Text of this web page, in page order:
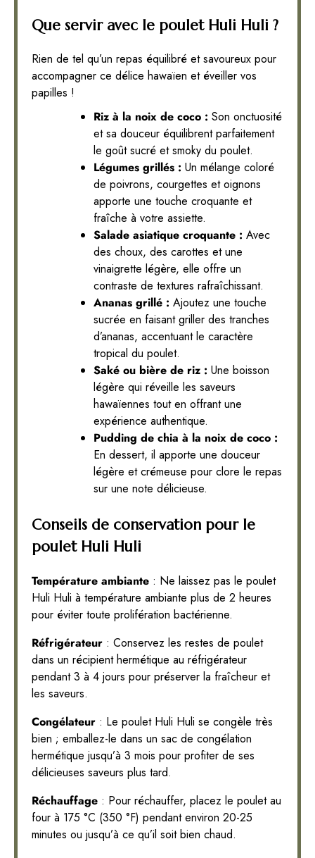
Que servir avec le poulet Huli Huli ?
Rien de tel qu’un repas équilibré et savoureux pour
accompagner ce délice hawaïen et éveiller vos
papilles !
Riz à la noix de coco : Son onctuosité
et sa douceur équilibrent parfaitement
le goût sucré et smoky du poulet.
Légumes grillés : Un mélange coloré
de poivrons, courgettes et oignons
apporte une touche croquante et
fraîche à votre assiette.
Salade asiatique croquante : Avec
des choux, des carottes et une
vinaigrette légère, elle offre un
contraste de textures rafraîchissant.
Ananas grillé : Ajoutez une touche
sucrée en faisant griller des tranches
d’ananas, accentuant le caractère
tropical du poulet.
Saké ou bière de riz : Une boisson
légère qui réveille les saveurs
hawaïennes tout en offrant une
expérience authentique.
Pudding de chia à la noix de coco :
En dessert, il apporte une douceur
légère et crémeuse pour clore le repas
sur une note délicieuse.
Conseils de conservation pour le
poulet Huli Huli
Température ambiante : Ne laissez pas le poulet
Huli Huli à température ambiante plus de 2 heures
pour éviter toute prolifération bactérienne.
Réfrigérateur : Conservez les restes de poulet
dans un récipient hermétique au réfrigérateur
pendant 3 à 4 jours pour préserver la fraîcheur et
les saveurs.
Congélateur : Le poulet Huli Huli se congèle très
bien ; emballez-le dans un sac de congélation
hermétique jusqu’à 3 mois pour profiter de ses
délicieuses saveurs plus tard.
Réchauffage : Pour réchauffer, placez le poulet au
four à 175 °C (350 °F) pendant environ 20-25
minutes ou jusqu’à ce qu’il soit bien chaud.